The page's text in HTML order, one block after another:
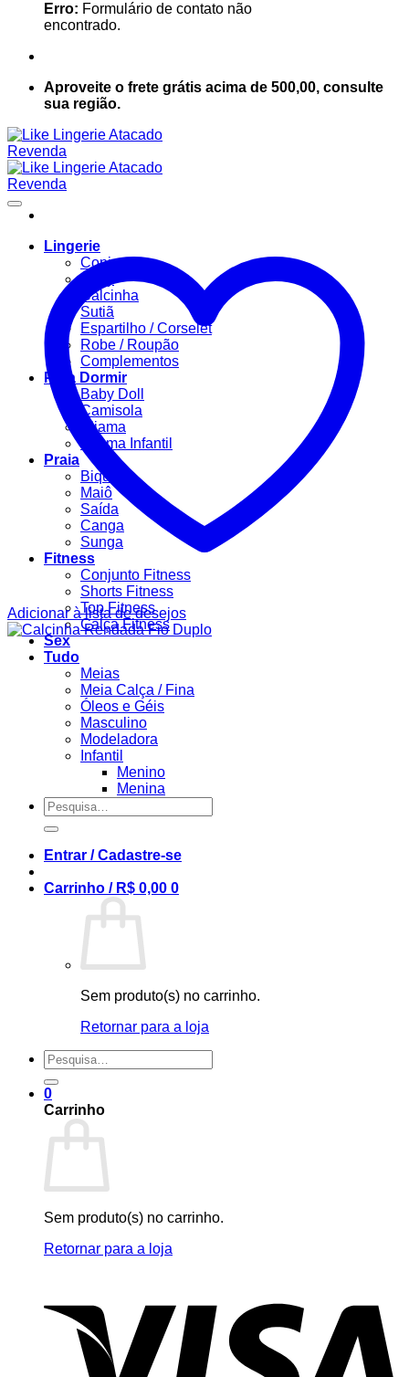
Erro: Formulário de contato não
encontrado.
Aproveite o frete grátis acima de 500,00, consulte
sua região.
Lingerie
Conjuntos
Body
Calcinha
Sutiã
Espartilho / Corselet
Robe / Roupão
Complementos
Para Dormir
Baby Doll
Camisola
Pijama
Pijama Infantil
Praia
Biquíni
Maiô
Saída
Canga
Sunga
Fitness
Conjunto Fitness
Shorts Fitness
Top Fitness
Calça Fitness
Sex
Tudo
Meias
Meia Calça / Fina
Óleos e Géis
Masculino
Modeladora
Infantil
Menino
Menina
Pesquisar
por:
Entrar / Cadastre-se
Carrinho / R$ 0,00 0
Sem produto(s) no carrinho.
Retornar para a loja
Pesquisar
por:
0
Carrinho
Sem produto(s) no carrinho.
Retornar para a loja
Adicionar à lista de desejos